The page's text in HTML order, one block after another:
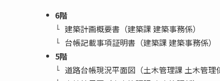
6階
建築計画概要書（建築課 建築事務係）
台帳記載事項証明書（建築課 建築事務係）
5階
道路台帳現況平面図（土木管理課 土木管理